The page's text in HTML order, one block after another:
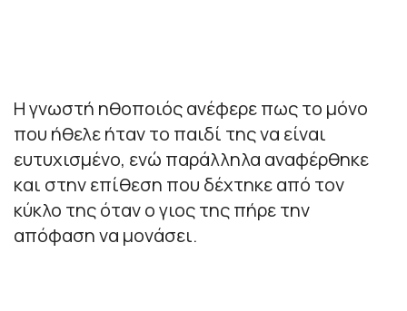
Η γνωστή ηθοποιός ανέφερε πως το μόνο
που ήθελε ήταν το παιδί της να είναι
ευτυχισμένο, ενώ παράλληλα αναφέρθηκε
και στην επίθεση που δέχτηκε από τον
κύκλο της όταν ο γιος της πήρε την
απόφαση να μονάσει.